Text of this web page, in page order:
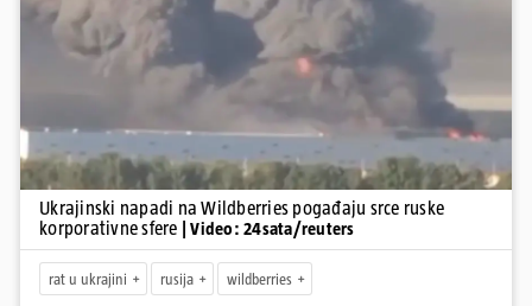
Pokretanje videa...
Ukrajinski napadi na Wildberries pogađaju srce ruske
korporativne sfere
| Video: 24sata/reuters
rat u ukrajini rusija wildberries